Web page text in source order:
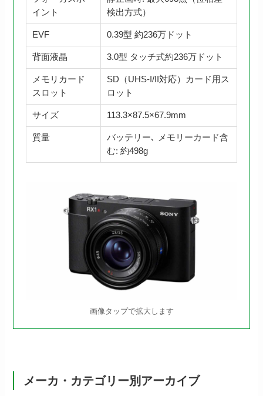
イント
検出方式）
EVF 0.39型 約236万ドット
背面液晶 3.0型 タッチ式約236万ドット
メモリカード
スロット
SD（UHS-I/II対応）カード用ス
ロット
サイズ 113.3×87.5×67.9mm
質量
バッテリー､ メモリーカード含
む: 約498g
画像タップで拡大します
メーカ・カテゴリー別アーカイブ